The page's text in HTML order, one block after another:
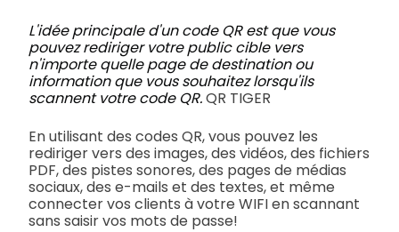
L'idée principale d'un code QR est que vous
pouvez rediriger votre public cible vers
n'importe quelle page de destination ou
information que vous souhaitez lorsqu'ils
scannent votre code QR.QR TIGER
En utilisant des codes QR, vous pouvez les
rediriger vers des images, des vidéos, des fichiers
PDF, des pistes sonores, des pages de médias
sociaux, des e-mails et des textes, et même
connecter vos clients à votre WIFI en scannant
sans saisir vos mots de passe!